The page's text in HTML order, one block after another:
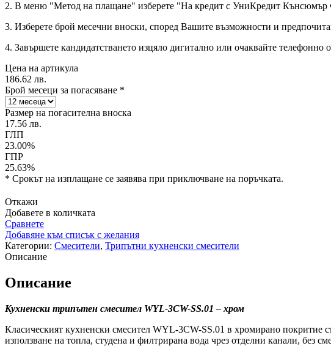
2. В меню "Метод на плащане" изберете "На кредит с УниКредит Кънсюмър
3. Изберете брой месечни вноски, според Вашите възможности и
4. Завършете кандидатстването изцяло дигитално или очаквайте телефонно
Цена на артикула
186.62 лв.
Брой месеци за погасяване *
Размер на погасителна вноска
17.56 лв.
ГЛП
23.00%
ГПР
25.63%
* Срокът на изплащане се заявява при приключване на поръчката.
Откажи
Добавете в количката
Сравнете
Добавяне към списък с желания
Категории: Смесители, Трипътни кухненски смесители
Описание
Описание
Кухненски трипътен смесител WYL-3CW-SS.01 – хром
Класическият кухненски смесител WYL-3CW-SS.01 в хромирано покритие
използване на топла, студена и филтрирана вода чрез отделни канали, без